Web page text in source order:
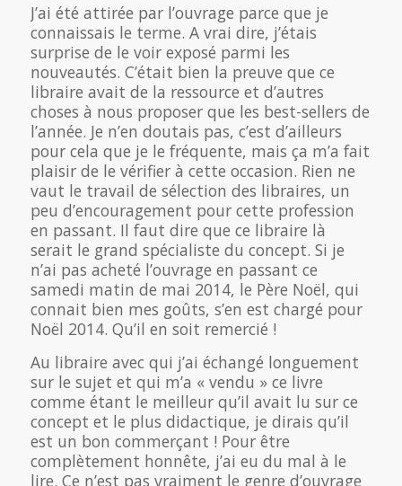
J’ai été attirée par l’ouvrage parce que je
connaissais le terme. A vrai dire, j’étais
surprise de le voir exposé parmi les
nouveautés. C’était bien la preuve que ce
libraire avait de la ressource et d’autres
choses à nous proposer que les best-sellers de
l’année. Je n’en doutais pas, c’est d’ailleurs
pour cela que je le fréquente, mais ça m’a fait
plaisir de le vérifier à cette occasion. Rien ne
vaut le travail de sélection des libraires, un
peu d’encouragement pour cette profession
en passant. Il faut dire que ce libraire là
serait le grand spécialiste du concept. Si je
n’ai pas acheté l’ouvrage en passant ce
samedi matin de mai 2014, le Père Noël, qui
connait bien mes goûts, s’en est chargé pour
Noël 2014. Qu’il en soit remercié !
Au libraire avec qui j’ai échangé longuement
sur le sujet et qui m’a « vendu » ce livre
comme étant le meilleur qu’il avait lu sur ce
concept et le plus didactique, je dirais qu’il
est un bon commerçant ! Pour être
complètement honnête, j’ai eu du mal à le
lire. Ce n’est pas vraiment le genre d’ouvrage